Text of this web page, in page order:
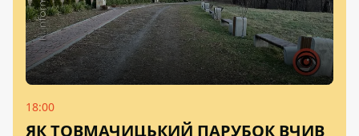
18:00
ЯК ТОВМАЧИЦЬКИЙ ПАРУБОК ВЧИВ